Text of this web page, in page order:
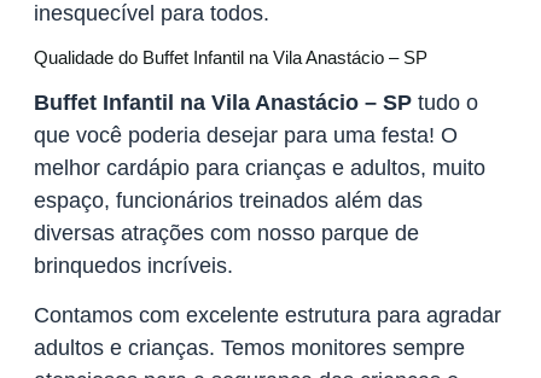
inesquecível para todos.
Qualidade do Buffet Infantil na Vila Anastácio – SP
Buffet Infantil na Vila Anastácio – SP tudo o
que você poderia desejar para uma festa! O
melhor cardápio para crianças e adultos, muito
espaço, funcionários treinados além das
diversas atrações com nosso parque de
brinquedos incríveis.
Contamos com excelente estrutura para agradar
adultos e crianças. Temos monitores sempre